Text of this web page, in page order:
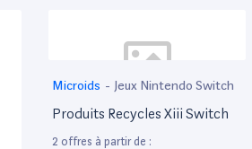
Microids - Jeux Nintendo Switch
Produits Recycles Xiii Switch
2 offres à partir de :